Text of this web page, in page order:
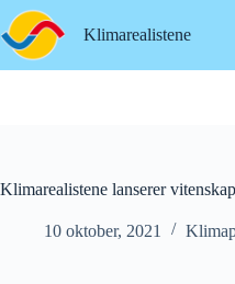
Hopp
til
innholdet
Klimarealistene
Klimarealistene lanserer
10 oktober, 2021